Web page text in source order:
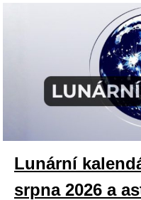
Lunární
srpna 2026 a